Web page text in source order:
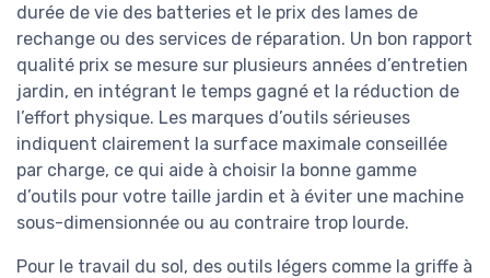
durée de vie des batteries et le prix des lames de
rechange ou des services de réparation. Un bon rapport
qualité prix se mesure sur plusieurs années d’entretien
jardin, en intégrant le temps gagné et la réduction de
l’effort physique. Les marques d’outils sérieuses
indiquent clairement la surface maximale conseillée
par charge, ce qui aide à choisir la bonne gamme
d’outils pour votre taille jardin et à éviter une machine
sous-dimensionnée ou au contraire trop lourde.
Pour le travail du sol, des outils légers comme la griffe à